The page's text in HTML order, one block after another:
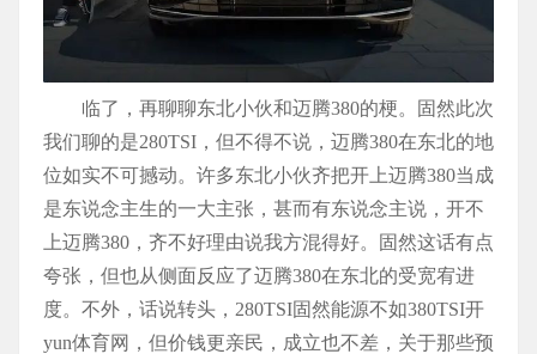
临了，再聊聊东北小伙和迈腾380的梗。固然此次
我们聊的是280TSI，但不得不说，迈腾380在东北的地
位如实不可撼动。许多东北小伙齐把开上迈腾380当成
是东说念主生的一大主张，甚而有东说念主说，开不
上迈腾380，齐不好理由说我方混得好。固然这话有点
夸张，但也从侧面反应了迈腾380在东北的受宽宥进
度。不外，话说转头，280TSI固然能源不如380TSI开
yun体育网，但价钱更亲民，成立也不差，关于那些预